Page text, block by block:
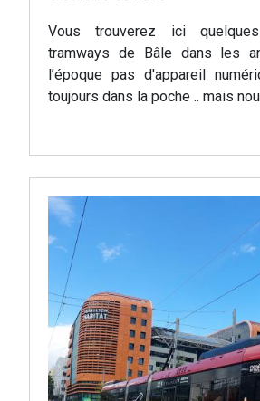
Vous trouverez ici
tramways de Bâle dans les
l’époque pas d'appareil
toujours dans la poche .. mais